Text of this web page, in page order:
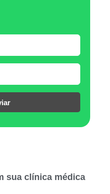
sua clínica médica